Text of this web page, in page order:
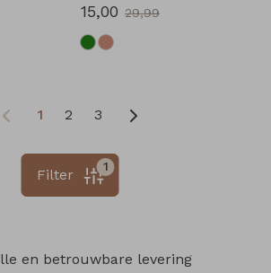
15,00 29,99
1 2 3
1
Filter
en betrouwbare levering